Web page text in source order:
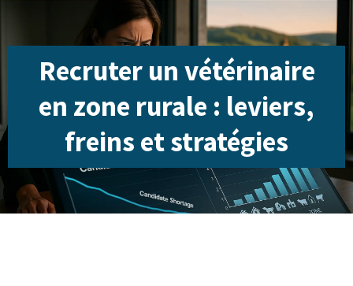
Recruter un vétérinaire
en zone rurale : leviers,
freins et stratégies